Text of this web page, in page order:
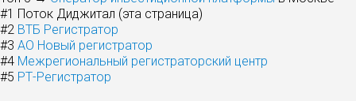
#1 Поток Диджитал (эта страница)
#2 ВТБ Регистратор
#3 АО Новый регистратор
#4 Межрегиональный регистраторский центр
#5 РТ-Регистратор